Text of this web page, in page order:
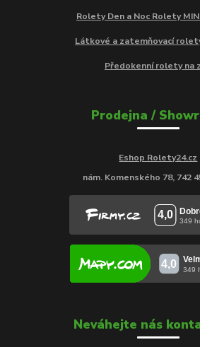
Rolety Den a Noc Rolety
Látkové a zatemňovací
Předokenní rolety na
Prodejna /
Eshop Rolety24.cz
nám. Komenského 78, 742
Neváhejte nás